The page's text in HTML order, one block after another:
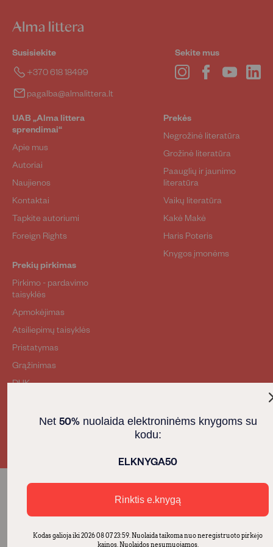
Susisiekite
+370 618 18499
pagalba@almalittera.lt
Sekite mus
InstagramFacebookYouTube
UAB „Alma littera
sprendimai“
Apie mus
Autoriai
Naujienos
Kontaktai
Tapkite autoriumi
Foreign Rights
Prekės
Negrožinė literatūra
Grožinė literatūra
Paauglių ir jaunimo
literatūra
Vaikų literatūra
Kakė Makė
Haris Poteris
Knygos įmonėms
Prekių pirkimas
Pirkimo - pardavimo
taisyklės
Apmokėjimas
Atsiliepimų taisyklės
Pristatymas
Grąžinimas
DUK
Net 50%nuolaida elektroninėms knygoms su
kodu:
ELKNYGA50
Rinktis e.knygą
Kodas galioja iki 2026 08 07 23:59. Nuolaida taikoma nuo neregistruoto pirkėjo
kainos. Nuolaidos nesumuojamos.